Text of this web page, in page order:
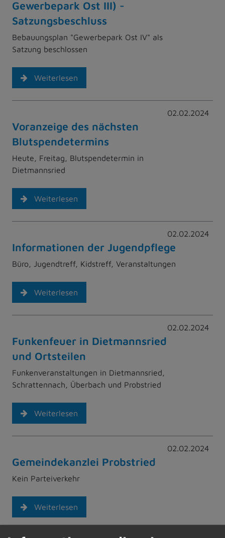
Gewerbepark Ost III) -
Satzungsbeschluss
Bebauungsplan "Gewerbepark Ost IV" als
Satzung beschlossen
Weiterlesen
02.02.2024
Voranzeige des nächsten
Blutspendetermins
Heute, Freitag, Blutspendetermin in
Dietmannsried
Weiterlesen
02.02.2024
Informationen der Jugendpflege
Büro, Jugendtreff, Kidstreff, Veranstaltungen
Weiterlesen
02.02.2024
Funkenfeuer in Dietmannsried
und Ortsteilen
Funkenveranstaltungen in Dietmannsried,
Schrattennach, Überbach und Probstried
Weiterlesen
02.02.2024
Gemeindekanzlei Probstried
Kein Parteiverkehr
Weiterlesen